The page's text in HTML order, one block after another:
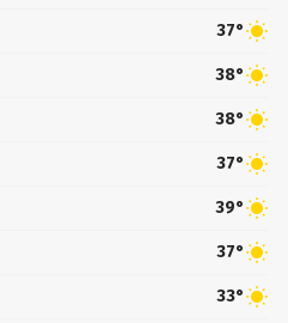
37°
38°
38°
37°
39°
37°
33°